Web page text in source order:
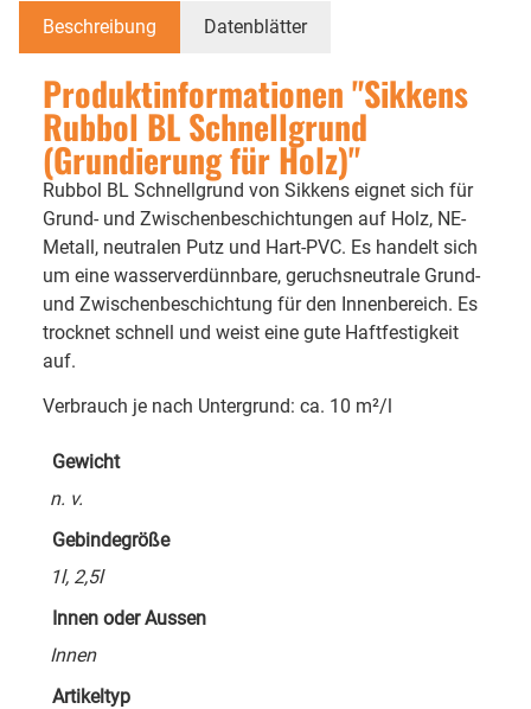
Beschreibung Datenblätter
Produktinformationen "Sikkens
Rubbol BL Schnellgrund
(Grundierung für Holz)"
Rubbol BL Schnellgrund von Sikkens eignet sich für
Grund- und Zwischenbeschichtungen auf Holz, NE-
Metall, neutralen Putz und Hart-PVC. Es handelt sich
um eine wasserverdünnbare, geruchsneutrale Grund-
und Zwischenbeschichtung für den Innenbereich. Es
trocknet schnell und weist eine gute Haftfestigkeit
auf.
Verbrauch je nach Untergrund: ca. 10 m²/l
Gewicht
n. v.
Gebindegröße
1l, 2,5l
Innen oder Aussen
Innen
Artikeltyp